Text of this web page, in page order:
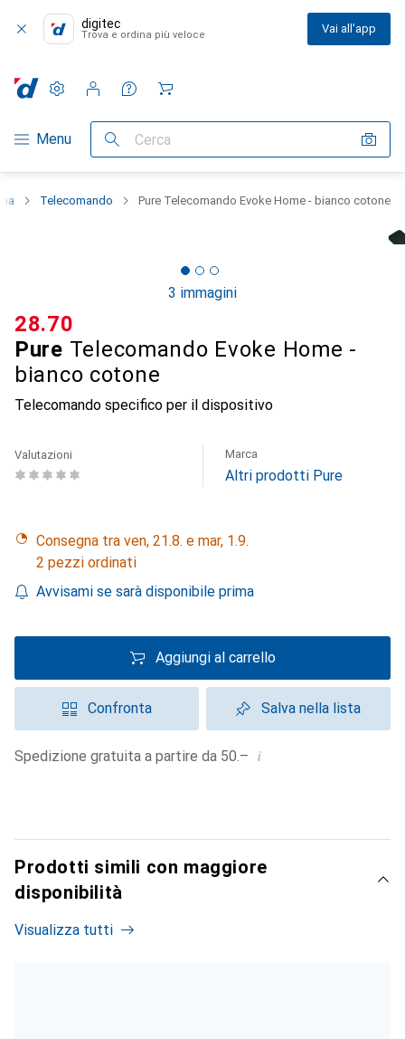
digitec
Trova e ordina più veloce Vai all'app
Categoria Navigazione
Menu Cerca
Impostazioni
Conto cliente
Liste di confronto
Liste dei desideri
Carrello
Telecomando Pure Telecomando Evoke Home - bianco cotone
3 immagini
Pure Telecomando Evoke Home -
bianco cotone
Telecomando specifico per il dispositivo
CHF
28.70
Valutazioni Marca
Altri prodotti Pure
Consegna tra ven, 21.8. e mar, 1.9.
2 pezzi ordinati
Avvisami se sarà disponibile prima
Aggiungi al carrello
Confronta Salva nella lista
Spedizione gratuita a partire da 50.– i
Prodotti simili con maggiore
disponibilità
Visualizza tutti